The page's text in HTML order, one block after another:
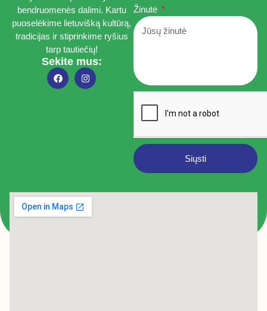
bendruomenės dalimi. Kartu
puoselėkime lietuvišką kultūrą,
tradicijas ir stiprinkime ryšius
tarp tautiečių!
Sekite mus:
Žinutė
Siųsti